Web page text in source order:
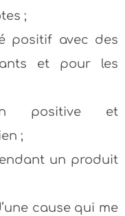
;
positif avec des
et pour les
positive et
;
un produit
cause qui me